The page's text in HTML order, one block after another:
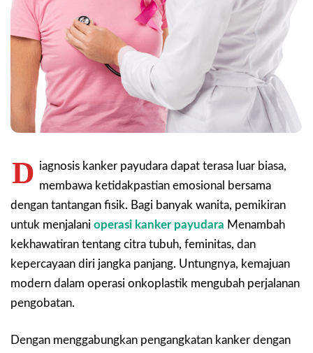
D iagnosis kanker payudara dapat terasa luar biasa,
membawa ketidakpastian emosional bersama
dengan tantangan fisik. Bagi banyak wanita, pemikiran
untuk menjalani operasi kanker payudara Menambah
kekhawatiran tentang citra tubuh, feminitas, dan
kepercayaan diri jangka panjang. Untungnya, kemajuan
modern dalam operasi onkoplastik mengubah perjalanan
pengobatan.
Dengan menggabungkan pengangkatan kanker dengan